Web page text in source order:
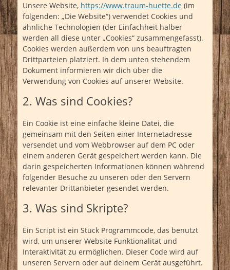
Unsere Website, https://www.traum-huette.de (im
folgenden: „Die Website“) verwendet Cookies und
ähnliche Technologien (der Einfachheit halber
werden all diese unter „Cookies“ zusammengefasst).
Cookies werden außerdem von uns beauftragten
Drittparteien platziert. In dem unten stehendem
Dokument informieren wir dich über die
Verwendung von Cookies auf unserer Website.
2. Was sind Cookies?
Ein Cookie ist eine einfache kleine Datei, die
gemeinsam mit den Seiten einer Internetadresse
versendet und vom Webbrowser auf dem PC oder
einem anderen Gerät gespeichert werden kann. Die
darin gespeicherten Informationen können während
folgender Besuche zu unseren oder den Servern
relevanter Drittanbieter gesendet werden.
3. Was sind Skripte?
Ein Script ist ein Stück Programmcode, das benutzt
wird, um unserer Website Funktionalität und
Interaktivität zu ermöglichen. Dieser Code wird auf
unseren Servern oder auf deinem Gerät ausgeführt.